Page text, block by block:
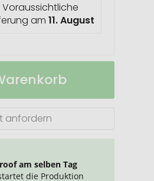
Voraussichtliche
am 11. August
anfordern
am selben Tag
die Produktion